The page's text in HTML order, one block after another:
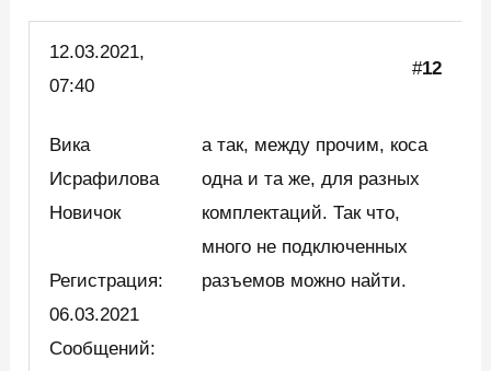
12.03.2021,
07:40
#12
Вика
Исрафилова
Новичок
Регистрация:
06.03.2021
Сообщений:
а так, между прочим, коса
одна и та же, для разных
комплектаций. Так что,
много не подключенных
разъемов можно найти.